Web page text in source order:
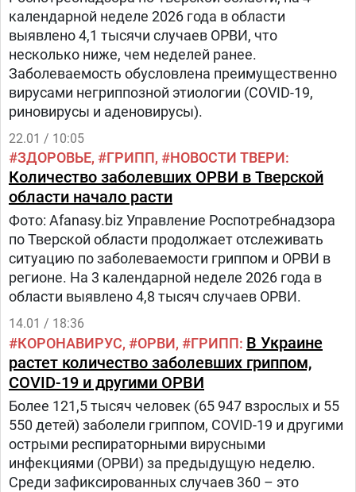
календарной неделе 2026 года в области
выявлено 4,1 тысячи случаев ОРВИ, что
несколько ниже, чем неделей ранее.
Заболеваемость обусловлена преимущественно
вирусами негриппозной этиологии (COVID-19,
риновирусы и аденовирусы).
22.01 / 10:05
ЗДОРОВЬЕ ГРИПП НОВОСТИ ТВЕРИ
Количество заболевших ОРВИ в Тверской
области начало расти
Фото: Afanasy.biz Управление Роспотребнадзора
по Тверской области продолжает отслеживать
ситуацию по заболеваемости гриппом и ОРВИ в
регионе. На 3 календарной неделе 2026 года в
области выявлено 4,8 тысяч случаев ОРВИ.
14.01 / 18:36
КОРОНАВИРУС ОРВИ ГРИПП В Украине
растет количество заболевших гриппом,
COVID-19 и другими ОРВИ
Более 121,5 тысяч человек (65 947 взрослых и 55
550 детей) заболели гриппом, COVID-19 и другими
острыми респираторными вирусными
инфекциями (ОРВИ) за предыдущую неделю.
Среди зафиксированных случаев 360 – это